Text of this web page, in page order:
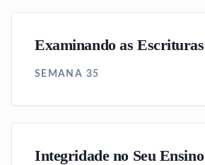
Examinando as Escrituras
SEMANA 35
Integridade no Seu Ensino